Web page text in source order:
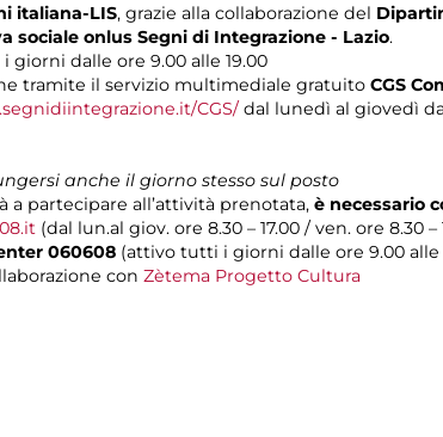
italiana-LIS, grazie alla collaborazione del
sociale onlus Segni di Integrazione - Lazio.
giorni dalle ore 9.00 alle 19.00
tramite il servizio multimediale gratuito CGS
CGS/dal lunedì al giovedì
anche il giorno stesso sul posto
a partecipare all’attività prenotata, è necessario
(dal lun.al giov. ore 8.30 – 17.00 / ven. ore 8.30 –
060608 (attivo tutti i giorni dalle ore 9.00 alle
con Zètema Progetto Cultura